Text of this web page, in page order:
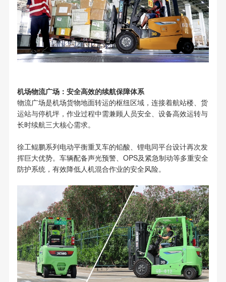
机场物流广场：安全高效的续航保障体系
物流广场是机场货物地面转运的枢纽区域，连接着航站楼、货
运站与停机坪，作业过程中需兼顾人员安全、设备高效运转与
长时续航三大核心需求。
徐工鲲鹏系列电动平衡重叉车的铅酸、锂电同平台设计再次发
挥巨大优势。车辆配备声光预警、OPS及紧急制动等多重安全
防护系统，有效降低人机混合作业的安全风险。